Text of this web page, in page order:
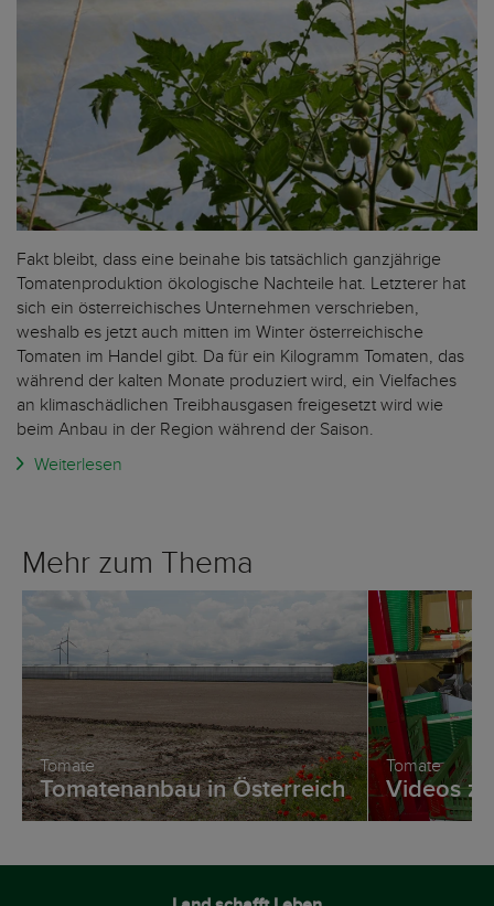
Fakt bleibt, dass eine beinahe bis tatsächlich ganzjährige
Tomatenproduktion ökologische Nachteile hat. Letzterer hat
sich ein österreichisches Unternehmen verschrieben,
weshalb es jetzt auch mitten im Winter österreichische
Tomaten im Handel gibt. Da für ein Kilogramm Tomaten, das
während der kalten Monate produziert wird, ein Vielfaches
an klimaschädlichen Treibhausgasen freigesetzt wird wie
beim Anbau in der Region während der Saison.
Weiterlesen
Mehr zum Thema
Tomate
Tomatenanbau in Österreich
Tomate
Videos